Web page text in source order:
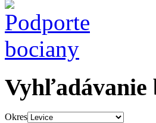
Vyhľadávanie
Okres